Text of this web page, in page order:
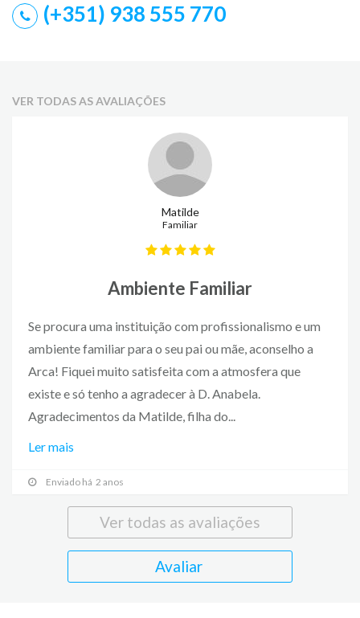
(+351) 938 555 770
VER TODAS AS AVALIAÇÕES
Matilde
Familiar
Ambiente Familiar
Se procura uma instituição com profissionalismo e um
ambiente familiar para o seu pai ou mãe, aconselho a
Arca! Fiquei muito satisfeita com a atmosfera que
existe e só tenho a agradecer à D. Anabela.
Agradecimentos da Matilde, filha do...
Ler mais
Enviado há 2 anos
Ver todas as avaliações
Avaliar